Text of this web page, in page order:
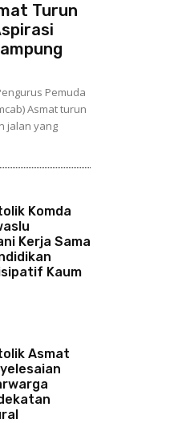
Turun
Pemuda
Asmat turun
jalan yang
Komda
Kerja Sama
Kaum
Asmat